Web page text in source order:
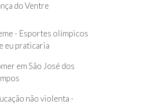
do Ventre
- Esportes olímpicos
eu praticaria
em São José dos
não violenta -